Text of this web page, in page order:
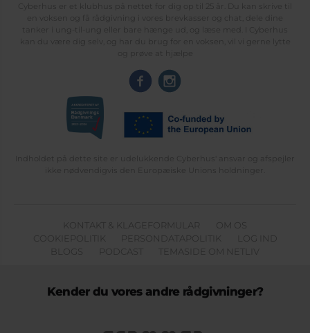
Cyberhus er et klubhus på nettet for dig op til 25 år. Du kan skrive til
en voksen og få rådgivning i vores brevkasser og chat, dele dine
tanker i ung-til-ung eller bare hænge ud, og læse med. I Cyberhus
kan du være dig selv, og har du brug for en voksen, vil vi gerne lytte
og prøve at hjælpe
Indholdet på dette site er udelukkende Cyberhus' ansvar og afspejler
ikke nødvendigvis den Europæiske Unions holdninger.
KONTAKT & KLAGEFORMULAR
OM OS
COOKIEPOLITIK
PERSONDATAPOLITIK
LOG IND
BLOGS
PODCAST TEMASIDE OM NETLIV
Kender du vores andre rådgivninger?